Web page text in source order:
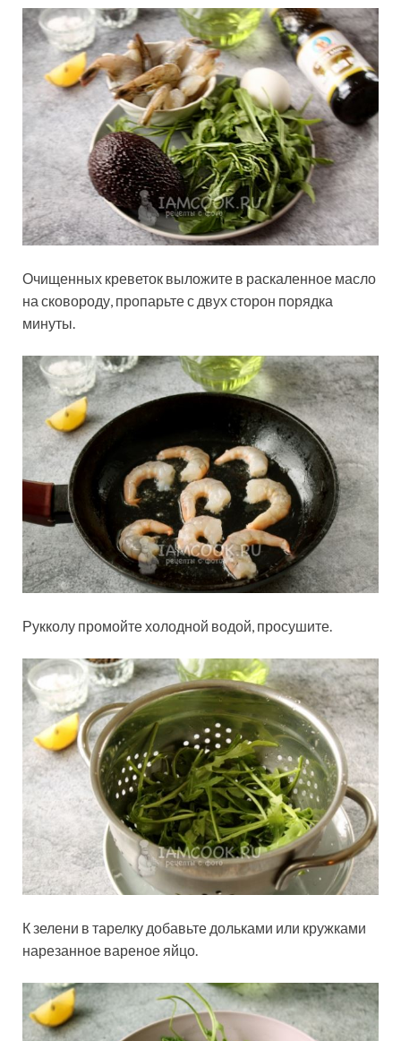
Очищенных креветок выложите в раскаленное масло
на сковороду, пропарьте с двух сторон порядка
минуты.
Рукколу промойте холодной водой, просушите.
К зелени в тарелку добавьте дольками или кружками
нарезанное вареное яйцо.